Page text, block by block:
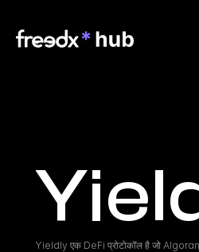
Yieldly एक DeFi प्रोटोकॉल है जो Algorand